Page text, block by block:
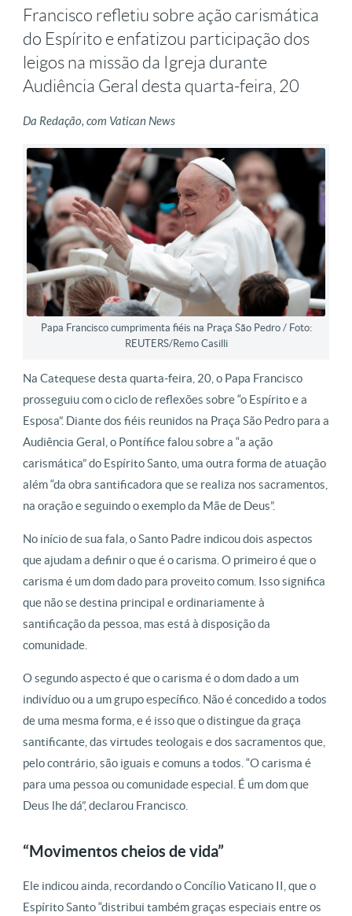
Francisco refletiu sobre ação carismática
do Espírito e enfatizou participação dos
leigos na missão da Igreja durante
Audiência Geral desta quarta-feira, 20
Da Redação, com Vatican News
Papa Francisco cumprimenta fiéis na Praça São Pedro / Foto:
REUTERS/Remo Casilli
Na Catequese desta quarta-feira, 20, o Papa Francisco
prosseguiu com o ciclo de reflexões sobre “o Espírito e a
Esposa”. Diante dos fiéis reunidos na Praça São Pedro para a
Audiência Geral, o Pontífice falou sobre a “a ação
carismática” do Espírito Santo, uma outra forma de atuação
além “da obra santificadora que se realiza nos sacramentos,
na oração e seguindo o exemplo da Mãe de Deus”.
No início de sua fala, o Santo Padre indicou dois aspectos
que ajudam a definir o que é o carisma. O primeiro é que o
carisma é um dom dado para proveito comum. Isso significa
que não se destina principal e ordinariamente à
santificação da pessoa, mas está à disposição da
comunidade.
O segundo aspecto é que o carisma é o dom dado a um
indivíduo ou a um grupo específico. Não é concedido a todos
de uma mesma forma, e é isso que o distingue da graça
santificante, das virtudes teologais e dos sacramentos que,
pelo contrário, são iguais e comuns a todos. “O carisma é
para uma pessoa ou comunidade especial. É um dom que
Deus lhe dá”, declarou Francisco.
“Movimentos cheios de vida”
Ele indicou ainda, recordando o Concílio Vaticano II, que o
Espírito Santo “distribui também graças especiais entre os